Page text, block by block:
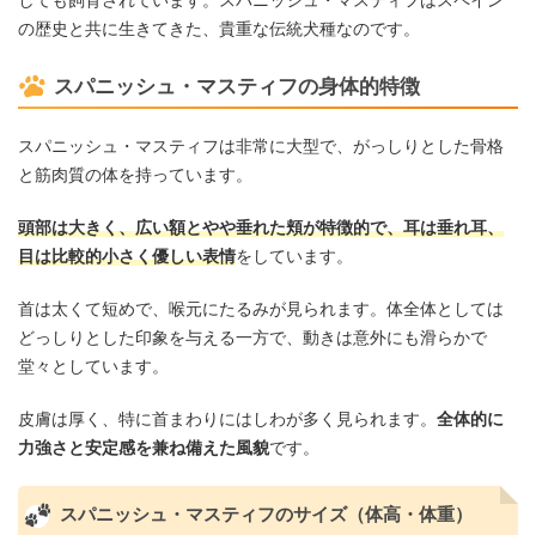
の歴史と共に生きてきた、貴重な伝統犬種なのです。
スパニッシュ・マスティフの身体的特徴
スパニッシュ・マスティフは非常に大型で、がっしりとした骨格
と筋肉質の体を持っています。
頭部は大きく、広い額とやや垂れた頬が特徴的で、耳は垂れ耳、
目は比較的小さく優しい表情をしています。
首は太くて短めで、喉元にたるみが見られます。体全体としては
どっしりとした印象を与える一方で、動きは意外にも滑らかで
堂々としています。
皮膚は厚く、特に首まわりにはしわが多く見られます。 全体的に
力強さと安定感を兼ね備えた風貌です。
スパニッシュ・マスティフのサイズ（体高・体重）